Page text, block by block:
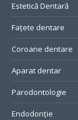
Estetică Dentară
Fațete dentare
Coroane dentare
Aparat dentar
Parodontologie
Endodonție